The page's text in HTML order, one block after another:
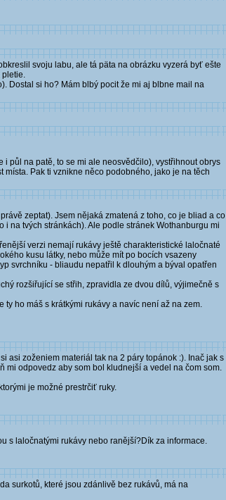
svoju labu, ale tá päta na obrázku vyzerá byť ešte
pletie.
Dostal si ho? Mám blbý pocit že mi aj blbne mail na
půl na patě, to se mi ale neosvědčilo), vystřihnout obrys
Pak ti vznikne něco podobného, jako je na těch
zeptat). Jsem nějaká zmatená z toho, co je bliad a co
na tvých stránkách). Ale podle stránek Wothanburgu mi
verzi nemají rukávy ještě charakteristické laločnaté
kusu látky, nebo může mít po bocích vsazeny
svrchníku - bliaudu nepatřil k dlouhým a býval opatřen
rozšiřující se střih, zpravidla ze dvou dílů, výjimečně s
ty ho máš s krátkými rukávy a navíc není až na zem.
asi zoženiem materiál tak na 2 páry topánok :). Inač jak s
mi odpovedz aby som bol kludnejší a vedel na čom som.
je možné prestrčiť ruky.
s laločnatými rukávy nebo ranější?Dík za informace.
surkotů, které jsou zdánlivě bez rukávů, má na